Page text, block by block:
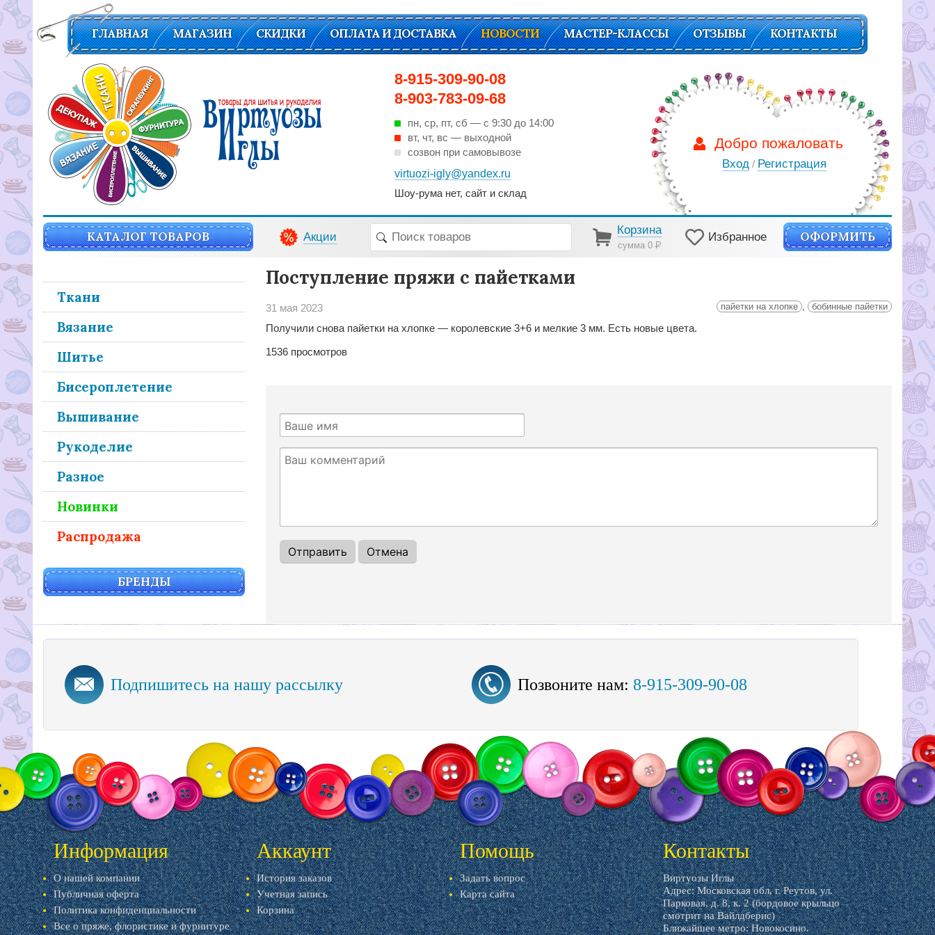
8-915-309-90-08
8-903-783-09-68
пн, ср, пт, cб — с 9:30 до 14:00
вт, чт, вс — выходной
созвон при самовывозе
virtuozi-igly@yandex.ru
Шоу-рума нет, сайт и склад
ГЛАВНАЯ МАГАЗИН СКИДКИ ОПЛАТА И ДОСТАВКА НОВОСТИ МАСТЕР-КЛАССЫ ОТЗЫВЫ КОНТАКТЫ
Добро пожаловать
Вход / Регистрация
КАТАЛОГ ТОВАРОВ Акции
Корзина
сумма 0Р
Избранное ОФОРМИТЬ
Ткани
Вязание
Шитье
Бисероплетение
Вышивание
Рукоделие
Разное
Новинки
Распродажа
БРЕНДЫ
Поступление пряжи с пайетками
31 мая 2023 пайетки на хлопке бобинные пайетки
Получили снова пайетки на хлопке — королевские 3+6 и мелкие 3 мм. Есть новые цвета.
1536 просмотров
Подпишитесь на нашу рассылку Позвоните нам: 8-915-309-90-08
Информация
О нашей компании
Публичная оферта
Политика конфиденциальности
Все о пряже, флористике и фурнитуре
Аккаунт
История заказов
Учетная запись
Корзина
Помощь
Задать вопрос
Карта сайта
Контакты
Виртуозы Иглы
Адрес: Московская обл, г. Реутов, ул.
Парковая, д. 8, к. 2 (бордовое крыльцо
смотрит на Вайлдберис)
Ближайшее метро: Новокосино.